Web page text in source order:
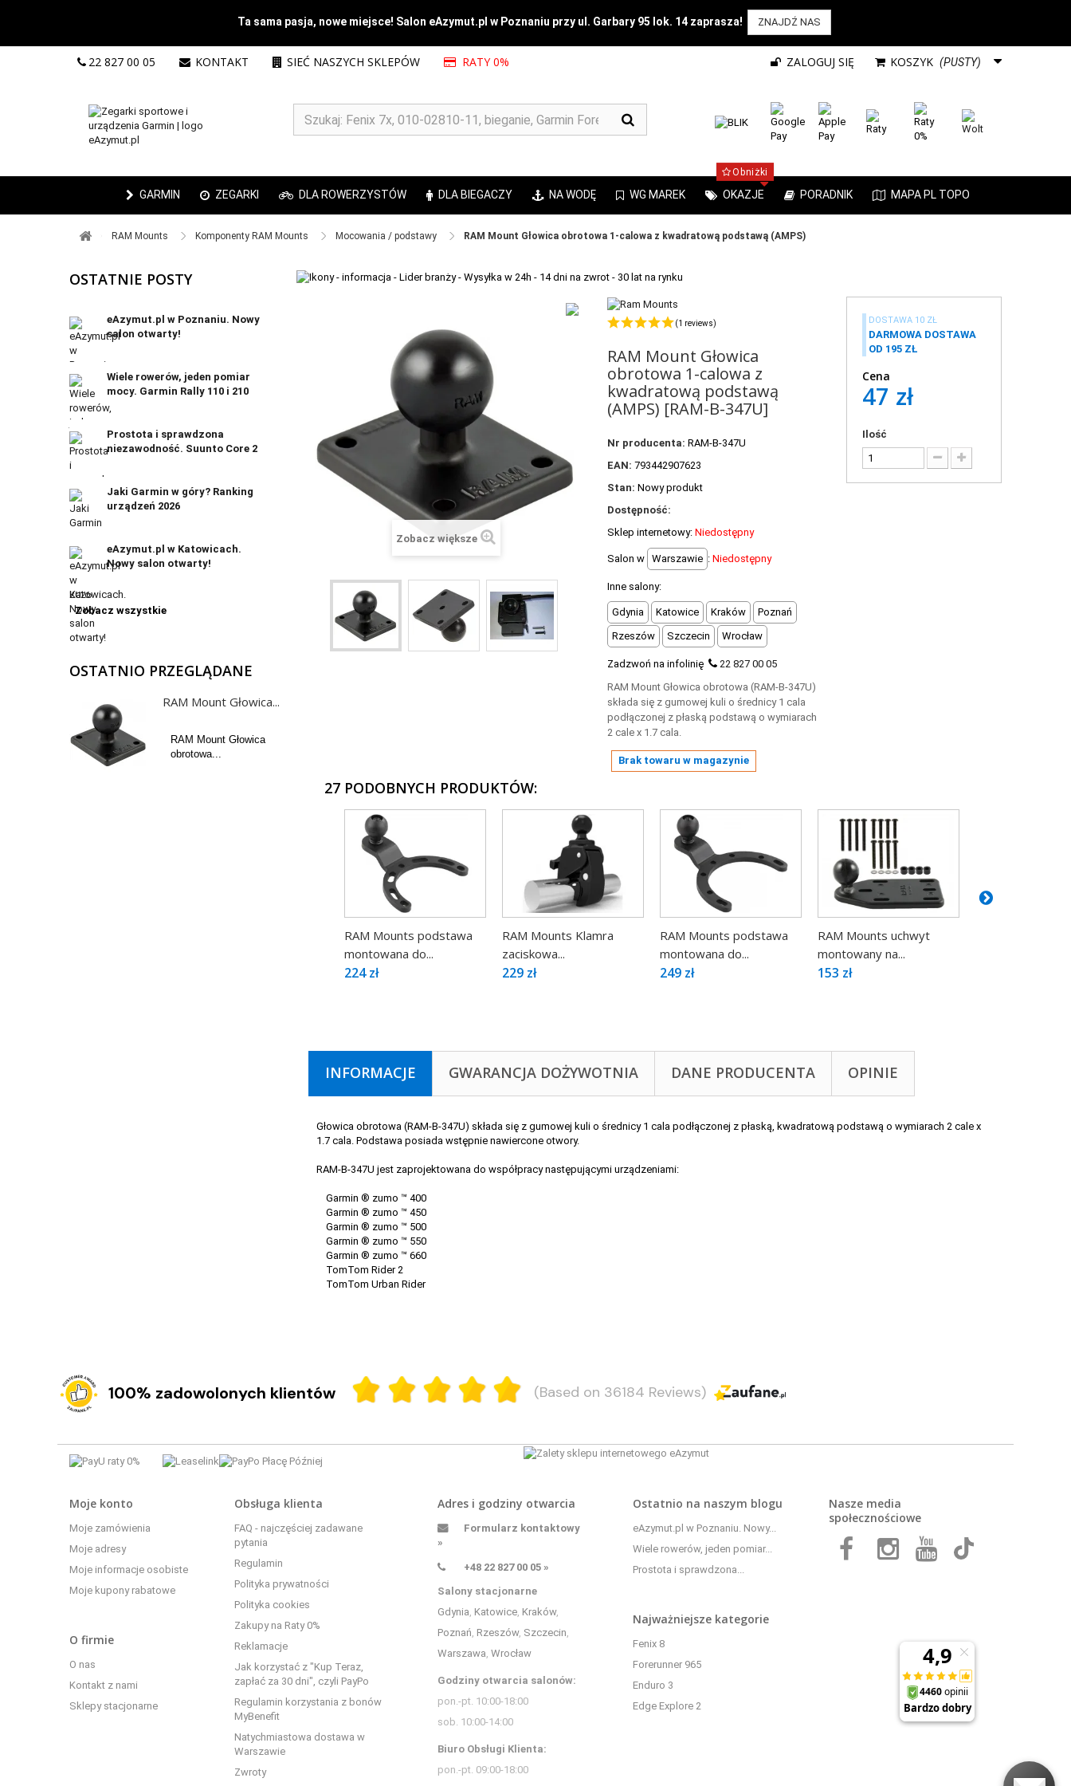
Ta sama pasja, nowe miejsce! Salon eAzymut.pl w Poznaniu przy ul. Garbary 95 lok. 14 zaprasza! ZNAJDŹ NAS
KOSZYK (PUSTY)
ZALOGUJ SIĘ
22 827 00 05 KONTAKT SIEĆ NASZYCH SKLEPÓW RATY 0%
GARMIN ZEGARKI DLA ROWERZYSTÓW DLA BIEGACZY NA WODĘ WG MAREK OKAZJE
Obniżki
PORADNIK MAPA PL TOPO
RAM Mounts ​ Komponenty RAM Mounts ​ Mocowania / podstawy ​ RAM Mount Głowica obrotowa 1-calowa z kwadratową podstawą (AMPS)
OSTATNIE POSTY
eAzymut.pl w Poznaniu. Nowy
salon otwarty!
Wiele rowerów, jeden pomiar
mocy. Garmin Rally 110 i 210
Prostota i sprawdzona
niezawodność. Suunto Core 2
Jaki Garmin w góry? Ranking
urządzeń 2026
eAzymut.pl w Katowicach.
Nowy salon otwarty!
Zobacz wszystkie
OSTATNIO PRZEGLĄDANE
RAM Mount Głowica...
RAM Mount Głowica
obrotowa...
Zobacz większe
(1 reviews)
RAM Mount Głowica
obrotowa 1-calowa z
kwadratową podstawą
(AMPS) [RAM-B-347U]
Nr producenta: RAM-B-347U
EAN: 793442907623
Stan: Nowy produkt
Dostępność:
Sklep internetowy: Niedostępny
Salon w Warszawie : Niedostępny
Inne salony:
Gdynia Katowice Kraków
Poznań
Rzeszów
Szczecin Wrocław
Zadzwoń na infolinię
22 827 00 05
RAM Mount Głowica obrotowa (RAM-B-347U)
składa się z gumowej kuli o średnicy 1 cala
podłączonej z płaską podstawą o wymiarach
2 cale x 1.7 cala.
Brak towaru w magazynie
DOSTAWA 10 ZŁ
DARMOWA DOSTAWA
OD 195 ZŁ
Cena
47 zł
Ilość
27 PODOBNYCH PRODUKTÓW:
RAM Mounts podstawa
montowana do...
224 zł
RAM Mounts Klamra
zaciskowa...
229 zł
RAM Mounts podstawa
montowana do...
249 zł
RAM Mounts uchwyt
montowany na...
153 zł
INFORMACJE GWARANCJA DOŻYWOTNIA DANE PRODUCENTA OPINIE
Głowica obrotowa (RAM-B-347U) składa się z gumowej kuli o średnicy 1 cala podłączonej z płaską, kwadratową podstawą o wymiarach 2 cale x
1.7 cala. Podstawa posiada wstępnie nawiercone otwory.
RAM-B-347U jest zaprojektowana do współpracy następującymi urządzeniami:
Garmin ® zumo ™ 400
Garmin ® zumo ™ 450
Garmin ® zumo ™ 500
Garmin ® zumo ™ 550
Garmin ® zumo ™ 660
TomTom Rider 2
TomTom Urban Rider
100% zadowolonych klientów (Based on 36184 Reviews)
Moje konto
Moje zamówienia
Moje adresy
Moje informacje osobiste
Moje kupony rabatowe
O firmie
O nas
Kontakt z nami
Sklepy stacjonarne
Obsługa klienta
FAQ - najczęściej zadawane
pytania
Regulamin
Polityka prywatności
Polityka cookies
Zakupy na Raty 0%
Reklamacje
Jak korzystać z "Kup Teraz,
zapłać za 30 dni", czyli PayPo
Regulamin korzystania z bonów
MyBenefit
Natychmiastowa dostawa w
Warszawie
Zwroty
Adres i godziny otwarcia
Formularz kontaktowy
»
+48 22 827 00 05 »
Salony stacjonarne
Gdynia Katowice Kraków,
Poznań Rzeszów, Szczecin
Warszawa Wrocław
Godziny otwarcia salonów:
pon.-pt. 10:00-18:00
sob. 10:00-14:00
Biuro Obsługi Klienta:
pon.-pt. 09:00-18:00
Ostatnio na naszym blogu
eAzymut.pl w Poznaniu. Nowy...
Wiele rowerów, jeden pomiar...
Prostota i sprawdzona...
Najważniejsze kategorie
Fenix 8
Forerunner 965
Enduro 3
Edge Explore 2
Nasze media
społecznościowe